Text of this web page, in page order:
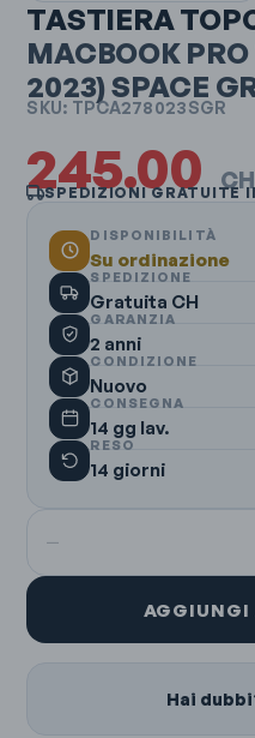
TASTIERA
MACBOOK PRO
2023)SPACE
SKU: TPCA278023SGR
245.00
SPEDIZIONI GRATUITE
DISPONIBILITÀ
Su ordinazione
SPEDIZIONE
Gratuita CH
GARANZIA
2 anni
CONDIZIONE
Nuovo
CONSEGNA
14 gg lav.
RESO
14 giorni
−
AGGIUNGI
Hai